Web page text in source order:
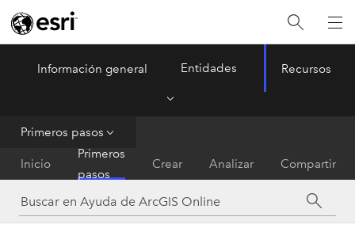
ArcGIS Online
Información general Entidades Recursos
Primeros pasos
Inicio
Primeros
pasos
Crear Analizar Compartir